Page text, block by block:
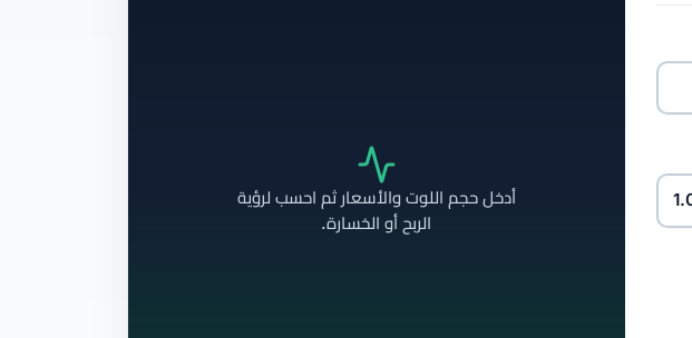
أدخل حجم اللوت والأسعار ثم احسب لرؤية
الربح أو الخسارة.